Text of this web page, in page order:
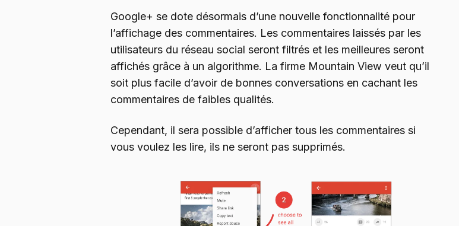
Google+ se dote désormais d’une nouvelle fonctionnalité pour
l’affichage des commentaires. Les commentaires laissés par les
utilisateurs du réseau social seront filtrés et les meilleures seront
affichés grâce à un algorithme. La firme Mountain View veut qu’il
soit plus facile d’avoir de bonnes conversations en cachant les
commentaires de faibles qualités.
Cependant, il sera possible d’afficher tous les commentaires si
vous voulez les lire, ils ne seront pas supprimés.